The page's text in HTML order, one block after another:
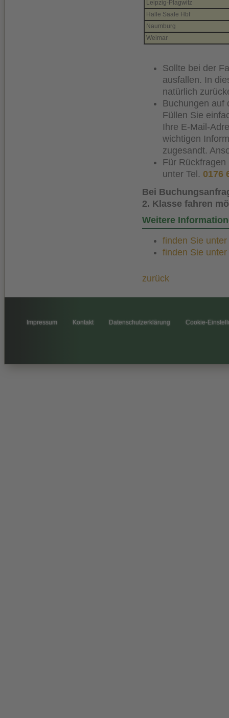
Leipzig-Plagwitz
Halle Saale Hbf
Naumburg
Weimar
Sollte bei der
ausfallen. In
natürlich
Buchungen auf
Füllen Sie
Ihre E-Mail-
wichtigen
zugesandt.
Für
unter Tel. 0176
Bei
2. Klasse fahren
Weitere
finden Sie
finden Sie
zurück
Impressum Kontakt Datenschutzerklärung Cookie-